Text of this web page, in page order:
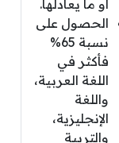
أو ما يعادلها.
الحصول على
نسبة 65%
فأكثر في
اللغة العربية،
واللغة
الإنجليزية،
والتربية